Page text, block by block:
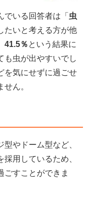
いる回答者は「 虫
たいと考える方が他
41.5％ という結果に
も虫が出やすいでし
を気にせずに過ごせ
ん。
やドーム型など、
用しているため、
ごすことができま